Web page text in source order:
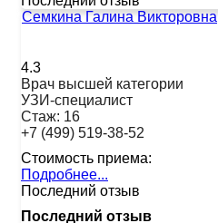
Семкина Галина Викторовна
4.3
Врач высшей категории
УЗИ-специалист
Стаж: 16
+7 (499) 519-38-52
Стоимость приема:
Подробнее...
Последний отзыв
Последний отзыв